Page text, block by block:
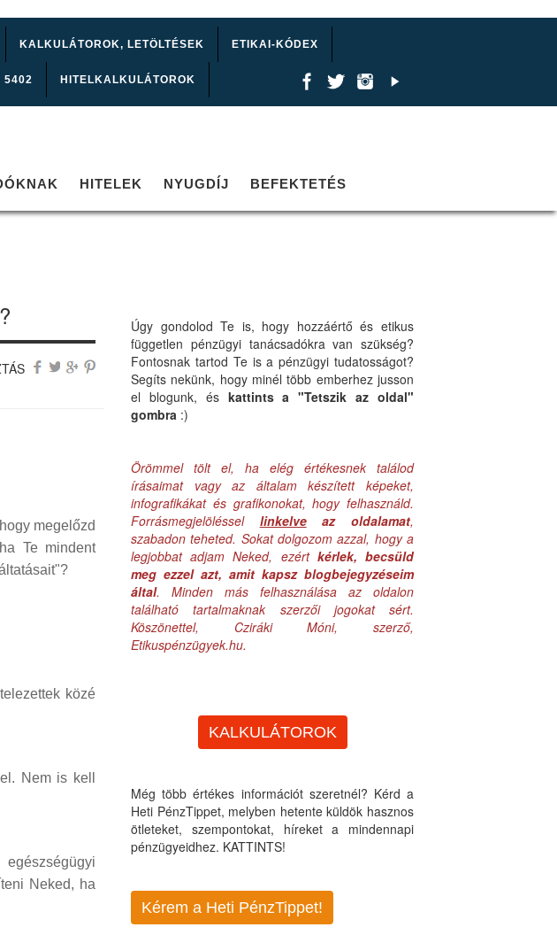
KALKULÁTOROK, LETÖLTÉSEK ETIKAI-KÓDEX
5402 HITELKALKULÁTOROK
HITELEK NYUGDÍJ BEFEKTETÉS
megelőzd
Te mindent
közé
Nem is kell
Neked, ha
Úgy gondolod Te is, hogy hozzáértő és etikus
független pénzügyi tanácsadókra van szükség?
Fontosnak tartod Te is a pénzügyi tudatosságot?
Segíts nekünk, hogy minél több emberhez jusson
el blogunk, és kattints a "Tetszik az oldal"
gombra :)
Örömmel tölt el, ha elég értékesnek találod
írásaimat vagy az általam készített képeket,
infografikákat és grafikonokat, hogy felhasználd.
Forrásmegjelöléssel linkelveaz oldalamat,
szabadon teheted. Sokat dolgozom azzal, hogy a
legjobbat adjam Neked, ezért kérlek, becsüld
meg ezzel azt, amit kapsz blogbejegyzéseim
által. Minden más felhasználása az oldalon
található tartalmaknak szerzői jogokat sért.
Köszönettel, Cziráki Móni, szerző,
Etikuspénzügyek.hu.
KALKULÁTOROK
Még több értékes információt szeretnél? Kérd a
Heti PénzTippet, melyben hetente küldök hasznos
ötleteket, szempontokat, híreket a mindennapi
pénzügyeidhez. KATTINTS!
Kérem a Heti PénzTippet!